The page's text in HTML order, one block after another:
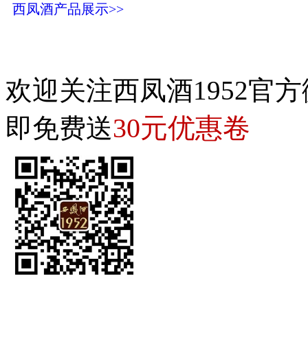
西凤酒产品展示>>
欢迎关注西凤酒1952官
即免费送30元优惠卷